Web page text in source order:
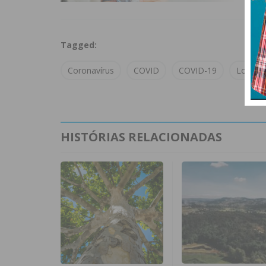
Tagged:
Coronavírus COVID COVID-19
HISTÓRIAS RELACIONADAS